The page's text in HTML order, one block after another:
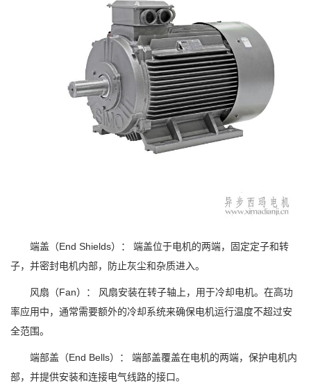
端盖（End Shields）： 端盖位于电机的两端，固定定子和转
子，并密封电机内部，防止灰尘和杂质进入。
风扇（Fan）： 风扇安装在转子轴上，用于冷却电机。在高功
率应用中，通常需要额外的冷却系统来确保电机运行温度不超过安
全范围。
端部盖（End Bells）： 端部盖覆盖在电机的两端，保护电机内
部，并提供安装和连接电气线路的接口。